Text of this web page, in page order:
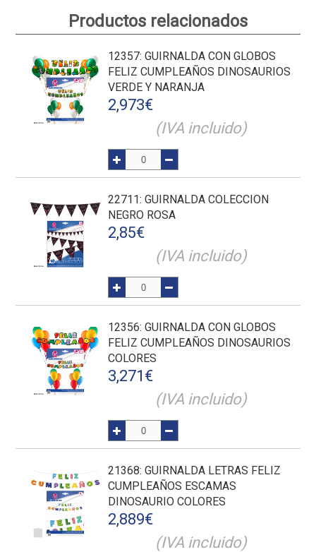
Productos relacionados
12357: GUIRNALDA CON GLOBOS
FELIZ CUMPLEAÑOS DINOSAURIOS
VERDE Y NARANJA
2,973€
(IVA incluido)
22711: GUIRNALDA COLECCION
NEGRO ROSA
2,85€
(IVA incluido)
12356: GUIRNALDA CON GLOBOS
FELIZ CUMPLEAÑOS DINOSAURIOS
COLORES
3,271 €
(IVA incluido)
21368: GUIRNALDA LETRAS FELIZ
CUMPLEAÑOS ESCAMAS
DINOSAURIO COLORES
2,889€
(IVA incluido)